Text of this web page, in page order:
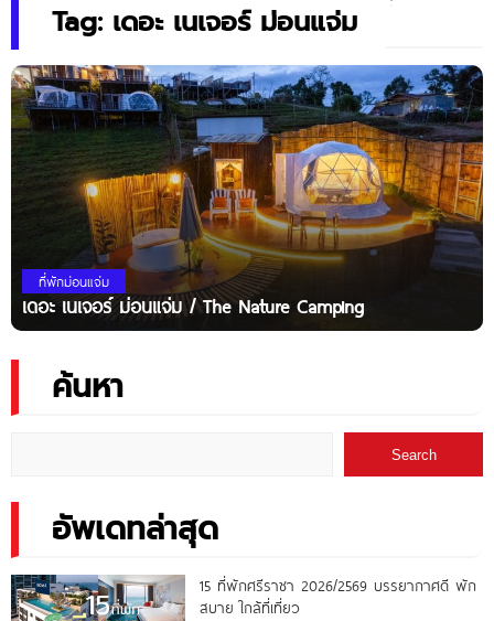
Tag: เดอะ เนเจอร์ ม่อนแจ่ม
ที่พักม่อนแจ่ม
เดอะ เนเจอร์ ม่อนแจ่ม / The Nature Camping
ค้นหา
Search
อัพเดทล่าสุด
15 ที่พักศรีราชา 2026/2569 บรรยากาศดี พัก
สบาย ใกล้ที่เที่ยว